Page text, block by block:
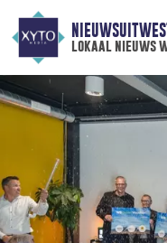
lokaal nieuws